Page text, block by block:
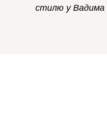
стилю у Вадима